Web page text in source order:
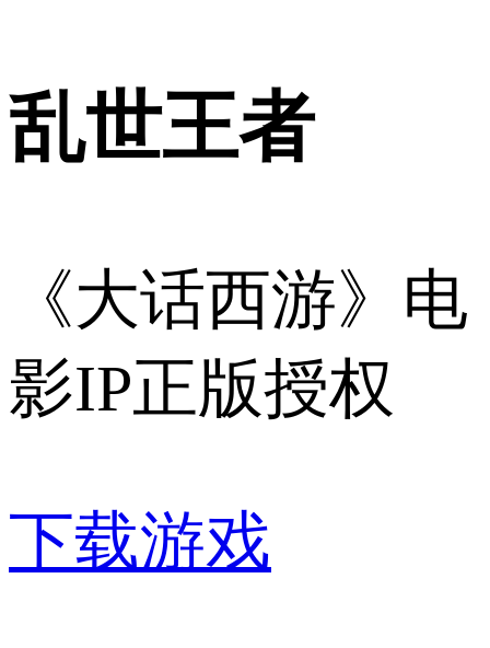
乱世王者
《大话西游》电
影IP正版授权
下载游戏